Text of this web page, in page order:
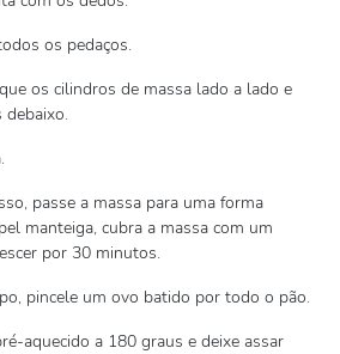
os pedaços.
os cilindros de massa lado a lado e
passe a massa para uma forma
manteiga, cubra a massa com um
por 30 minutos.
pincele um ovo batido por todo o pão.
aquecido a 180 graus e deixe assar